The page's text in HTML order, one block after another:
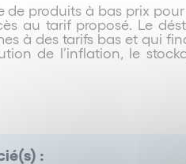
de produits à bas prix
au tarif proposé. Le
à des tarifs bas et qui
de l’inflation, le
: